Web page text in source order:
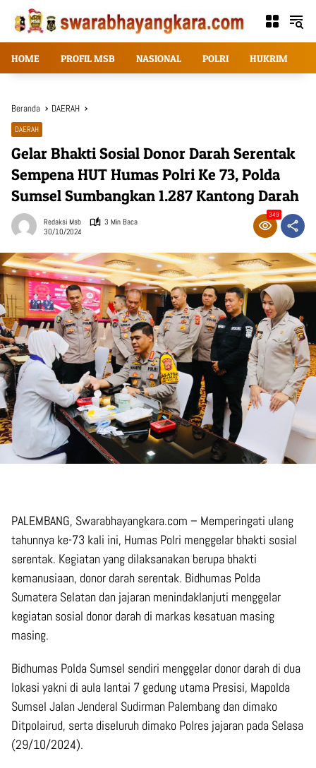
Langsung
konten
HOME PROFIL MSB NASIONAL POLRI HUKRIM
Beranda DAERAH
DAERAH
Gelar Bhakti Sosial Donor Darah Serentak
Sempena HUT Humas Polri Ke 73, Polda
Sumsel Sumbangkan 1.287 Kantong Darah
Redaksi Msb
3 Min Baca
30/10/2024
349
PALEMBANG, Swarabhayangkara.com – Memperingati ulang
tahunnya ke-73 kali ini, Humas Polri menggelar bhakti sosial
serentak. Kegiatan yang dilaksanakan berupa bhakti
kemanusiaan, donor darah serentak. Bidhumas Polda
Sumatera Selatan dan jajaran menindaklanjuti menggelar
kegiatan sosial donor darah di markas kesatuan masing
masing.
Bidhumas Polda Sumsel sendiri menggelar donor darah di dua
lokasi yakni di aula lantai 7 gedung utama Presisi, Mapolda
Sumsel Jalan Jenderal Sudirman Palembang dan dimako
Ditpolairud, serta diseluruh dimako Polres jajaran pada Selasa
(29/10/2024).